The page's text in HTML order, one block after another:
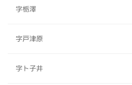
字栃澤
字戸津原
字ト子井